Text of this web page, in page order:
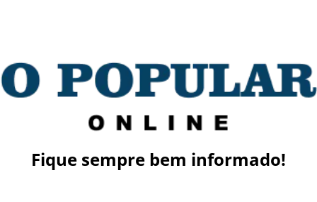
Fique sempre bem informado!